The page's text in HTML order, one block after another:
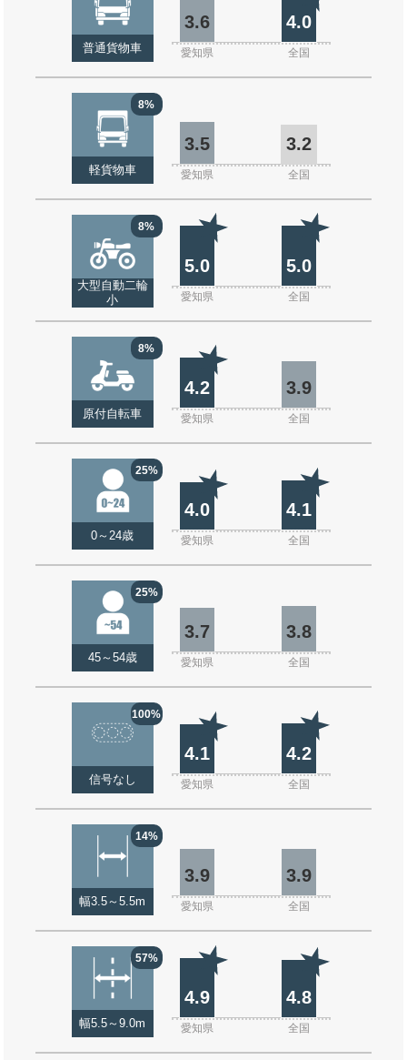
普通貨物車
3.6 4.0
愛知県 全国
8%
軽貨物車
3.5 3.2
愛知県 全国
8%
大型自動二輪
小
5.0 5.0
愛知県 全国
8%
原付自転車
4.2 3.9
愛知県 全国
25%
0～24歳
4.0 4.1
愛知県 全国
25%
45～54歳
3.7 3.8
愛知県 全国
100%
信号なし
4.1 4.2
愛知県 全国
14%
幅3.5～5.5m
3.9 3.9
愛知県 全国
57%
幅5.5～9.0m
4.9 4.8
愛知県 全国